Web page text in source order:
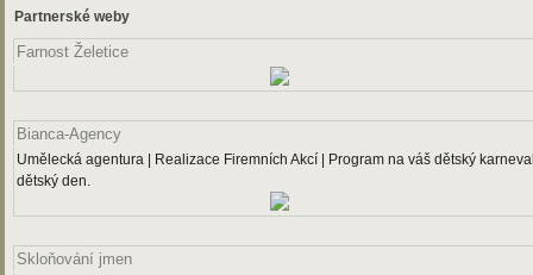
Partnerské weby
Farnost Želetice
Bianca-Agency
Umělecká agentura | Realizace Firemních Akcí | Program na váš dětský
dětský den.
Skloňování jmen